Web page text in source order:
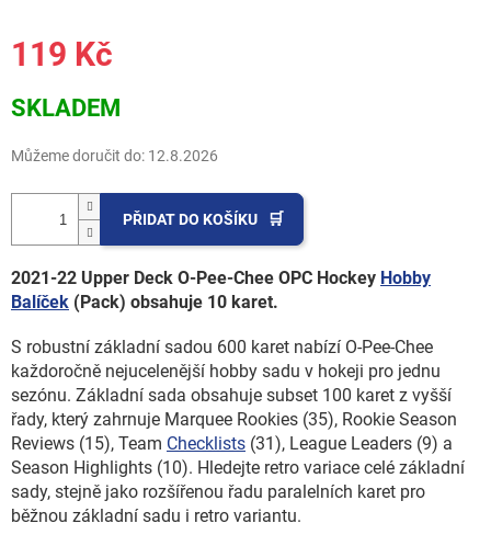
119 Kč
cena:
SKLADEM
Můžeme doručit do: 12.8.2026
PŘIDAT DO KOŠÍKU
2021-22 Upper Deck O-Pee-Chee OPC Hockey Hobby
Balíček (Pack) obsahuje 10 karet.
S robustní základní sadou 600 karet nabízí O-Pee-Chee
každoročně nejucelenější hobby sadu v hokeji pro jednu
sezónu. Základní sada obsahuje subset 100 karet z vyšší
řady, který zahrnuje Marquee Rookies (35), Rookie Season
Reviews (15), Team Checklists (31), League Leaders (9) a
Season Highlights (10). Hledejte retro variace celé základní
sady, stejně jako rozšířenou řadu paralelních karet pro
běžnou základní sadu i retro variantu.